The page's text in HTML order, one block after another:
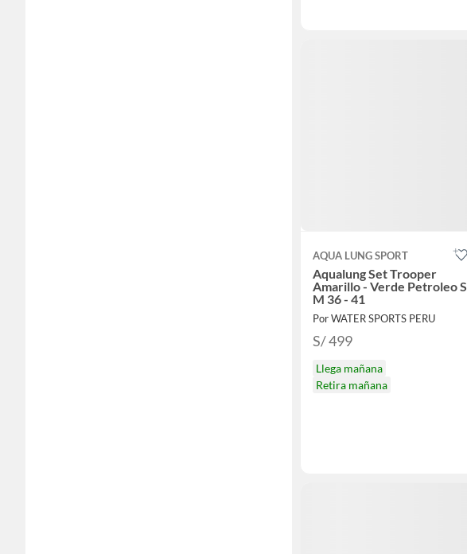
AQUA LUNG SPORT
Aqualung Set Trooper
Amarillo - Verde Petroleo S
M 36 - 41
Por WATER SPORTS PERU
S/ 499
Llega mañana
Retira mañana